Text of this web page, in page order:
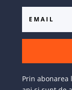
Prin abonarea